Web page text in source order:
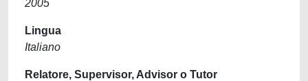
2005
Lingua
Italiano
Relatore, Supervisor, Advisor o Tutor